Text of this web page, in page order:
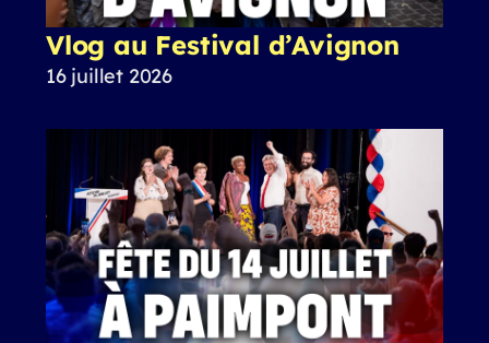
Vlog au Festival d’Avignon
16 juillet 2026